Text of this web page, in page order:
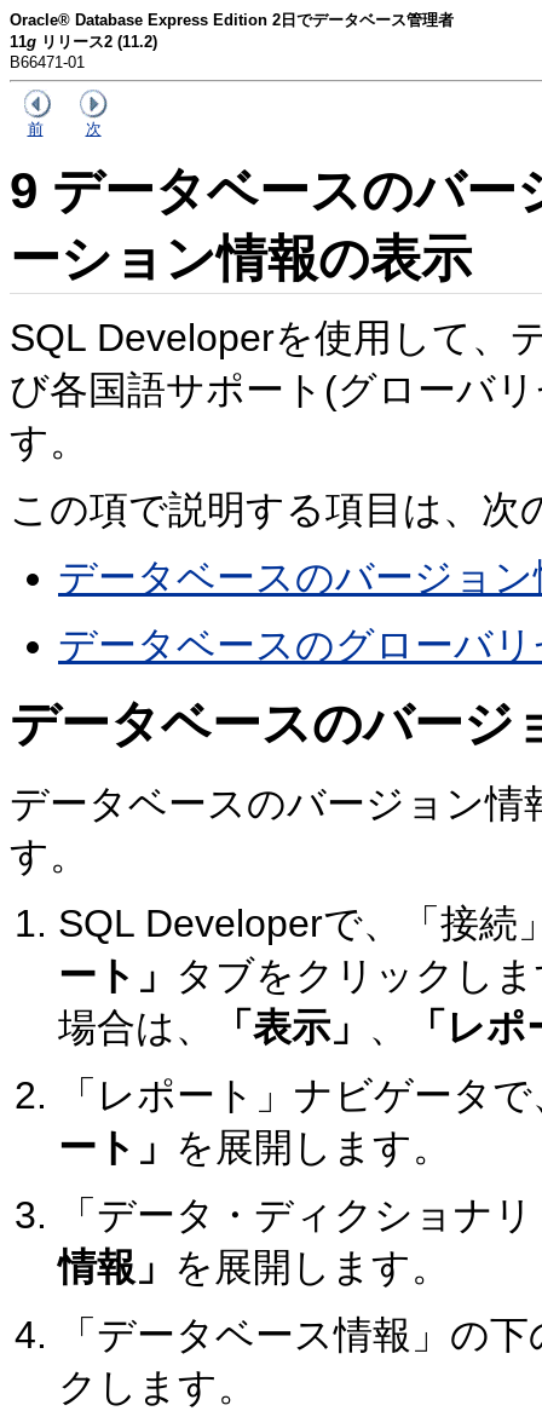
Oracle® Database Express Edition 2日でデータベース管理者
11g リリース2 (11.2)
B66471-01
前 次
9 データベースのバー
ーション情報の表示
SQL Developerを使用して、
び各国語サポート(グローバ
す。
この項で説明する項目は、次
データベースのバージョ
データベースのグローバ
データベースのバージ
データベースのバージョン
す。
SQL Developerで、「接続
ート」 タブをクリックし
場合は、
「表示」 、
「レ
「レポート」ナビゲータで
ート」 を展開します。
「データ・ディクショナ
情報」 を展開します。
「データベース情報」の下
クします。